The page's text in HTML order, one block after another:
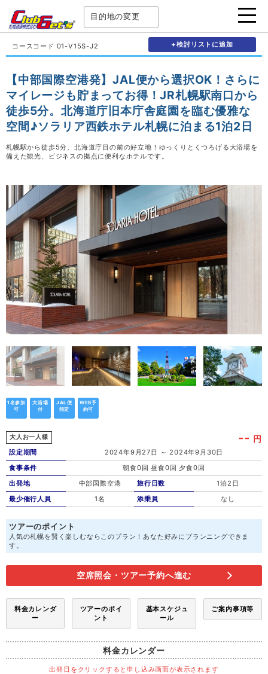
目的地の変更
コースコード 01-V15S-J2 +検討リストに追加
【中部国際空港発】JAL便から選択OK！さらに
マイレージも貯まってお得！JR札幌駅南口から
徒歩5分。北海道庁旧本庁舎庭園を臨む優雅な
空間♪ソラリア西鉄ホテル札幌に泊まる1泊2日
札幌駅から徒歩5分、北海道庁目の前の好立地！ゆっくりとくつろげる大浴場を
備えた観光、ビジネスの拠点に便利なホテルです。
1名参加
可
大浴場
付
JAL便
指定
WEB予
約可
大人お一人様 -- 円
設定期間
2024年9月27日 ～ 2024年9月30日
食事条件
朝食0回 昼食0回 夕食0回
出発地
中部国際空港
最少催行人員
1名
旅行日数
1泊2日
添乗員
なし
ツアーのポイント
人気の札幌を賢く楽しむならこのプラン！あなた好みにプランニングできま
す。
空席照会・ツアー予約へ進む
料金カレンダ
ー
ツアーのポイ
ント
基本スケジュ
ール
ご案内事項等
料金カレンダー
出発日をクリックすると申し込み画面が表示されます